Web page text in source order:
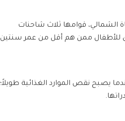
الشمالي، قوامها ثلاث شاحنات
يصبح نقص الموارد الغذائية طويلاً؛